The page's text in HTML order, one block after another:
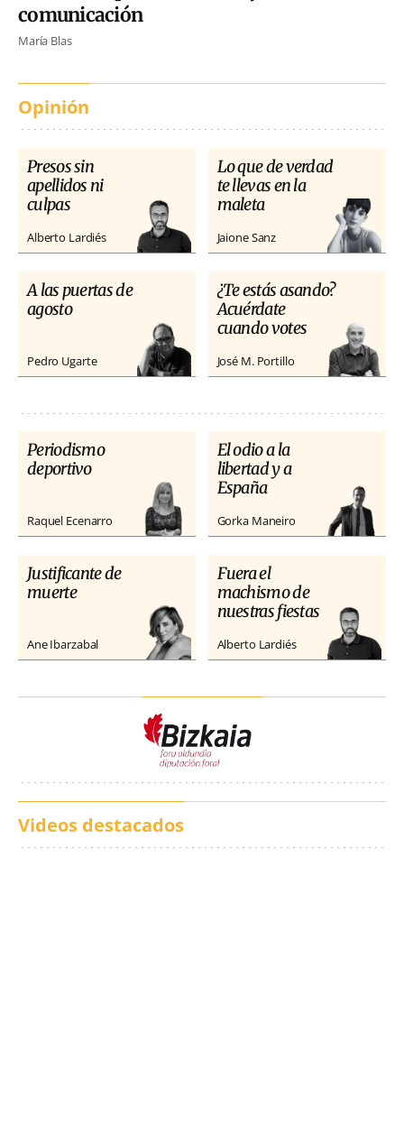
comunicación
María Blas
Opinión
Presos sin
apellidos ni
culpas
Alberto Lardiés
Lo que de verdad
te llevas en la
maleta
Jaione Sanz
A las puertas de
agosto
Pedro Ugarte
¿Te estás asando?
Acuérdate
cuando votes
José M. Portillo
Periodismo
deportivo
Raquel Ecenarro
El odio a la
libertad y a
España
Gorka Maneiro
Justificante de
muerte
Ane Ibarzabal
Fuera el
machismo de
nuestras fiestas
Alberto Lardiés
Videos destacados